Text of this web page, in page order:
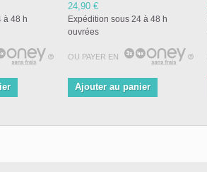
à 48 h
24,90 €
Expédition sous 24 à 48 h
ouvrées
OU PAYER EN
Ajouter au panier